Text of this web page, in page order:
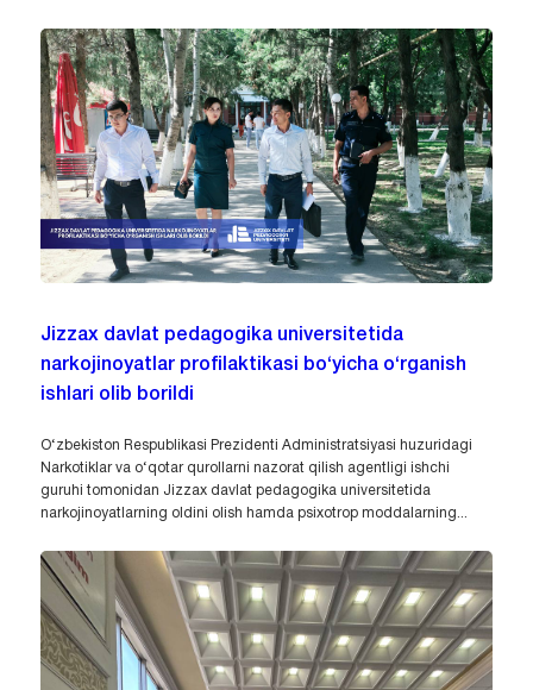
Jizzax davlat pedagogika universitetida
narkojinoyatlar profilaktikasi bo‘yicha o‘rganish
ishlari olib borildi
O‘zbekiston Respublikasi Prezidenti Administratsiyasi huzuridagi
Narkotiklar va o‘qotar qurollarni nazorat qilish agentligi ishchi
guruhi tomonidan Jizzax davlat pedagogika universitetida
narkojinoyatlarning oldini olish hamda psixotrop moddalarning...